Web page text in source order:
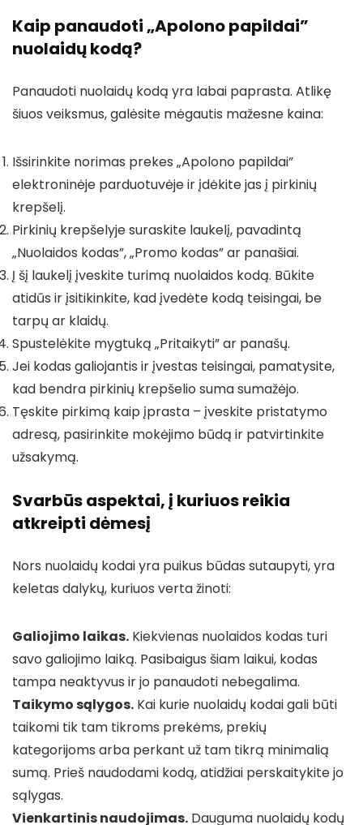
Kaip panaudoti „Apolono papildai”
nuolaidų kodą?
Panaudoti nuolaidų kodą yra labai paprasta. Atlikę
šiuos veiksmus, galėsite mėgautis mažesne kaina:
Išsirinkite norimas prekes „Apolono papildai”
elektroninėje parduotuvėje ir įdėkite jas į pirkinių
krepšelį.
Pirkinių krepšelyje suraskite laukelį, pavadintą
„Nuolaidos kodas”, „Promo kodas” ar panašiai.
Į šį laukelį įveskite turimą nuolaidos kodą. Būkite
atidūs ir įsitikinkite, kad įvedėte kodą teisingai, be
tarpų ar klaidų.
Spustelėkite mygtuką „Pritaikyti” ar panašų.
Jei kodas galiojantis ir įvestas teisingai, pamatysite,
kad bendra pirkinių krepšelio suma sumažėjo.
Tęskite pirkimą kaip įprasta – įveskite pristatymo
adresą, pasirinkite mokėjimo būdą ir patvirtinkite
užsakymą.
Svarbūs aspektai, į kuriuos reikia
atkreipti dėmesį
Nors nuolaidų kodai yra puikus būdas sutaupyti, yra
keletas dalykų, kuriuos verta žinoti:
Galiojimo laikas. Kiekvienas nuolaidos kodas turi
savo galiojimo laiką. Pasibaigus šiam laikui, kodas
tampa neaktyvus ir jo panaudoti nebegalima.
Taikymo sąlygos. Kai kurie nuolaidų kodai gali būti
taikomi tik tam tikroms prekėms, prekių
kategorijoms arba perkant už tam tikrą minimalią
sumą. Prieš naudodami kodą, atidžiai perskaitykite jo
sąlygas.
Vienkartinis naudojimas. Dauguma nuolaidų kodų